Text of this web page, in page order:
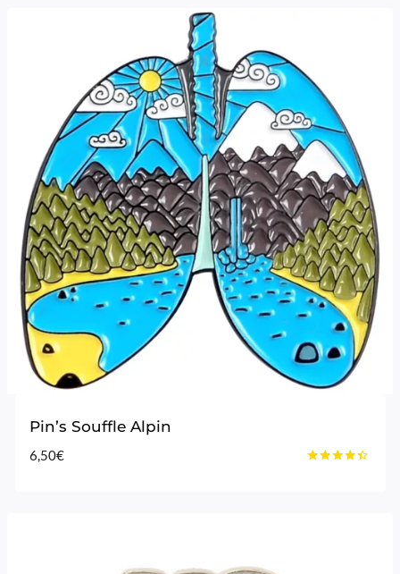
Pin’s Souffle Alpin
6,50€